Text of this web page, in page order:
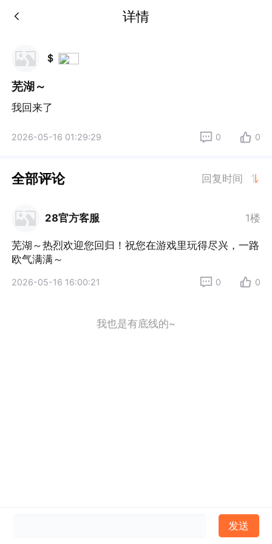
详情
＄
芜湖～
我回来了
2026-05-16 01:29:29 0 0
全部评论 回复时间
28官方客服 1楼
芜湖～热烈欢迎您回归！祝您在游戏里玩得尽兴，一路
欧气满满～
2026-05-16 16:00:21 0 0
我也是有底线的~
发送